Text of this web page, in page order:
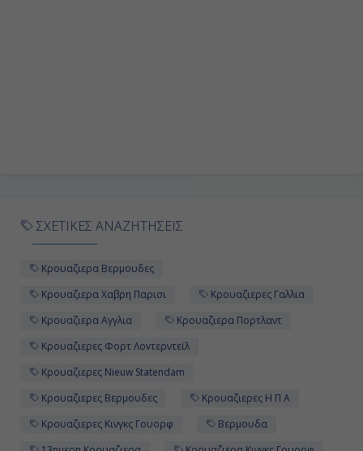
ΣΧΕΤΙΚΕΣ ΑΝΑΖΗΤΗΣΕΙΣ
Κρουαζιερα Βερμουδες
Κρουαζιερα Χαβρη Παρισι
Κρουαζιερες Γαλλια
Κρουαζιερα Αγγλια
Κρουαζιερα Πορτλαντ
Κρουαζιερες Φορτ Λοvτερντεϊλ
Κρουαζιερες Nieuw Statendam
Κρουαζιερες Βερμουδες
Κρουαζιερες Η Π Α
Κρουαζιερες Κινγκς Γουορφ
Βερμουδα